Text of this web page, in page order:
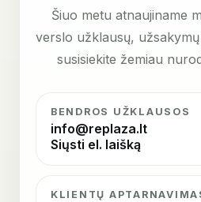
Šiuo metu atnaujiname
verslo užklausų,
susisiekite žemiau
BENDROS UŽKLAUSOS
info@replaza.lt
Siųsti el. laišką
KLIENTŲ